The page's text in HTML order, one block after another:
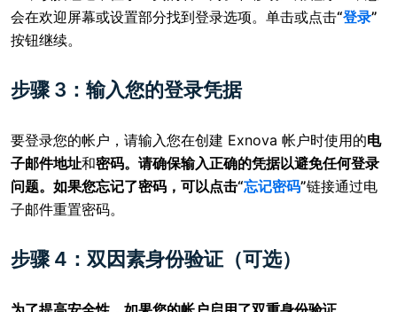
会在欢迎屏幕或设置部分找到登录选项。单击或点击“登录”
按钮继续。
步骤 3：输入您的登录凭据
要登录您的帐户，请输入您在创建 Exnova 帐户时使用的电
子邮件地址和密码。请确保输入正确的凭据以避免任何登录
问题。如果您忘记了密码，可以点击“忘记密码”链接通过电
子邮件重置密码。
步骤 4：双因素身份验证（可选）